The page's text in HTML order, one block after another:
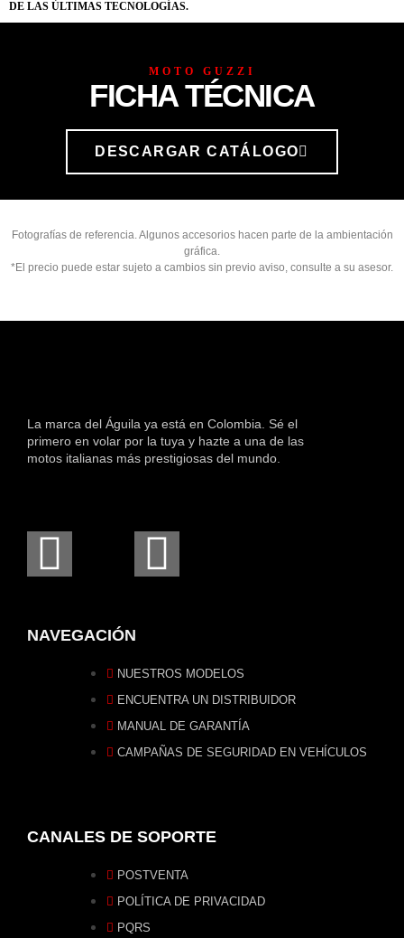
DE LAS ÚLTIMAS TECNOLOGÍAS.
MOTO GUZZI
FICHA TÉCNICA
DESCARGAR CATÁLOGO
Fotografías de referencia. Algunos accesorios hacen parte de la ambientación
gráfica.
*El precio puede estar sujeto a cambios sin previo aviso, consulte a su asesor.
La marca del Águila ya está en Colombia. Sé el
primero en volar por la tuya y hazte a una de las
motos italianas más prestigiosas del mundo.
NAVEGACIÓN
NUESTROS MODELOS
ENCUENTRA UN DISTRIBUIDOR
MANUAL DE GARANTÍA
CAMPAÑAS DE SEGURIDAD EN VEHÍCULOS
CANALES DE SOPORTE
POSTVENTA
POLÍTICA DE PRIVACIDAD
PQRS